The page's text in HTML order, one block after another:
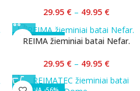
29.95 € – 49.95 €
-40%
REIMA žieminiai batai Nefar.
29.95 € – 49.95 €